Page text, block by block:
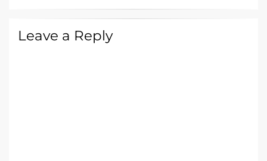
Leave a Reply